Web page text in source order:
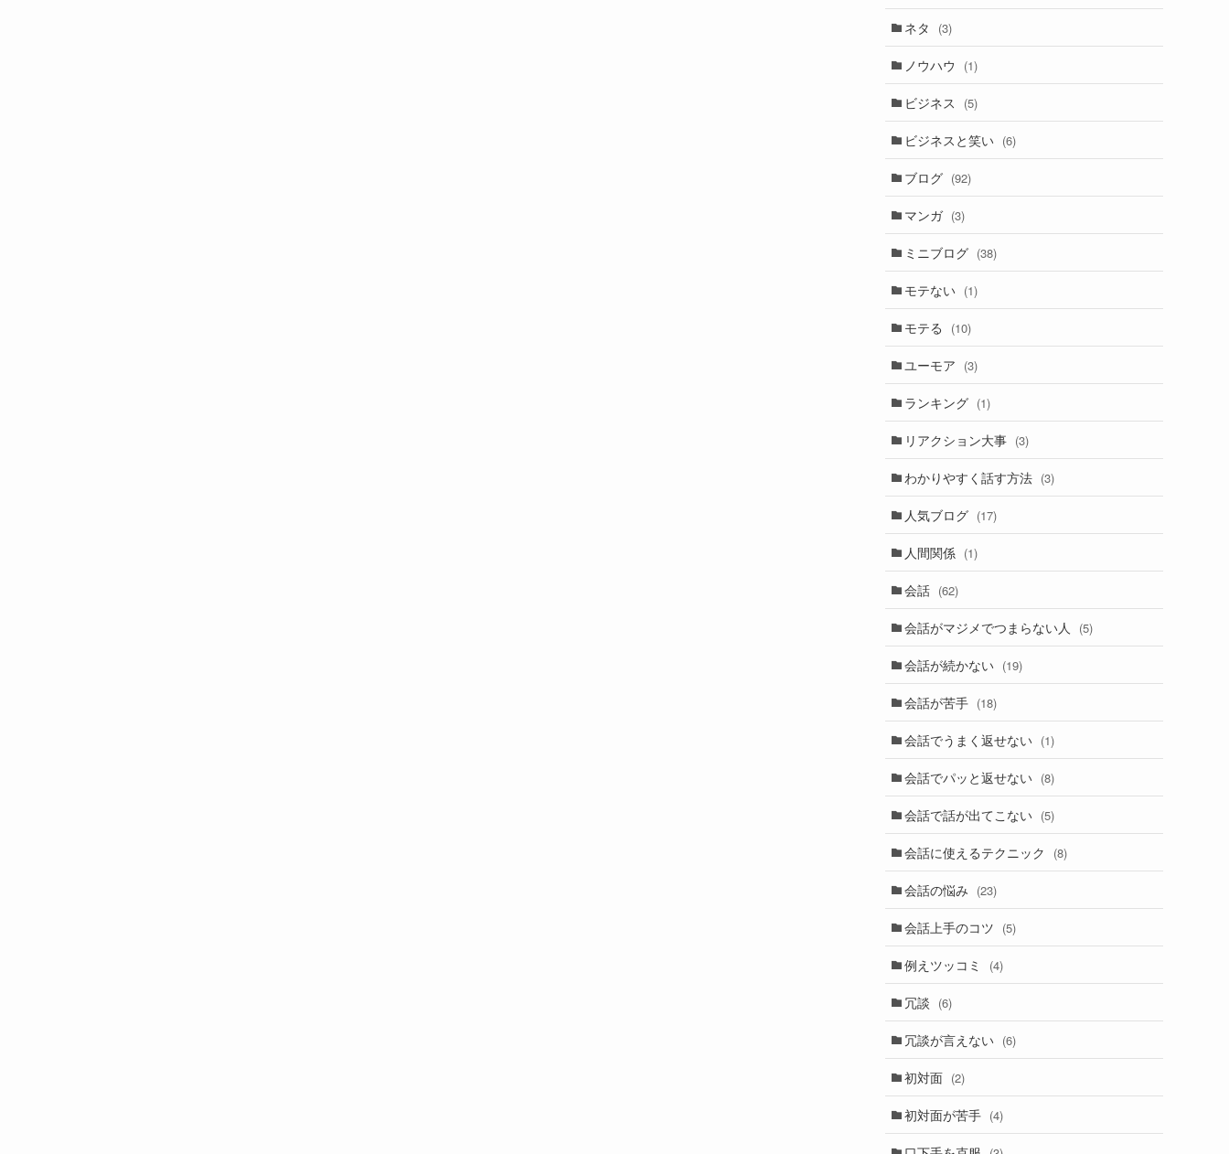
ネタ (3)
ノウハウ (1)
ビジネス (5)
ビジネスと笑い (6)
ブログ (92)
マンガ (3)
ミニブログ (38)
モテない (1)
モテる (10)
ユーモア (3)
ランキング (1)
リアクション大事 (3)
わかりやすく話す方法 (3)
人気ブログ (17)
人間関係 (1)
会話 (62)
会話がマジメでつまらない人 (5)
会話が続かない (19)
会話が苦手 (18)
会話でうまく返せない (1)
会話でパッと返せない (8)
会話で話が出てこない (5)
会話に使えるテクニック (8)
会話の悩み (23)
会話上手のコツ (5)
例えツッコミ (4)
冗談 (6)
冗談が言えない (6)
初対面 (2)
初対面が苦手 (4)